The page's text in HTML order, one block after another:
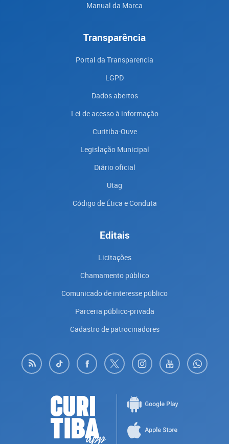
Manual da Marca
Transparência
Portal da Transparencia
LGPD
Dados abertos
Lei de acesso à informação
Curitiba-Ouve
Legislação Municipal
Diário oficial
Utag
Código de Ética e Conduta
Editais
Licitações
Chamamento público
Comunicado de interesse público
Parceria público-privada
Cadastro de patrocinadores